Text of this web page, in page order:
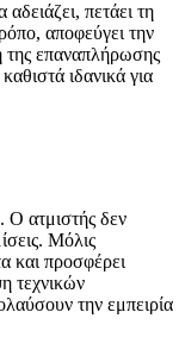
πετάει τη
αποφεύγει την
της επαναπλήρωσης
ιδανικά για
Ο ατμιστής δεν
Μόλις
και προσφέρει
τεχνικών
την εμπειρία